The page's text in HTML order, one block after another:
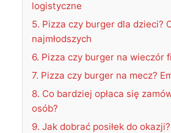
logistyczne
5. Pizza czy burger dla dzieci?
najmłodszych
6. Pizza czy burger na wieczór
7. Pizza czy burger na mecz?
8. Co bardziej opłaca się
osób?
9. Jak dobrać posiłek do